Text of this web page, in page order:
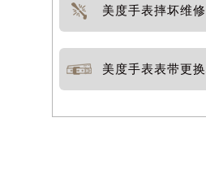
美度手表摔坏维修
美度手表表带更